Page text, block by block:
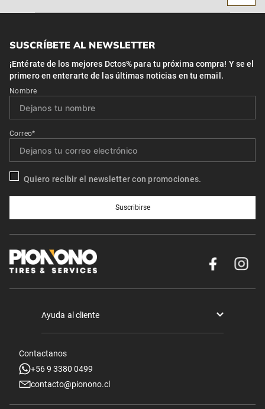
SUSCRÍBETE AL NEWSLETTER
¡Entérate de los mejores Dctos% para tu próxima compra! Y se el
primero en enterarte de las últimas noticias en tu email.
Nombre
Correo*
Quiero recibir el newsletter con promociones.
Suscribirse
Ayuda al cliente
Mis pedidos
Contactanos
+56 9 3380 0499
contacto@pionono.cl